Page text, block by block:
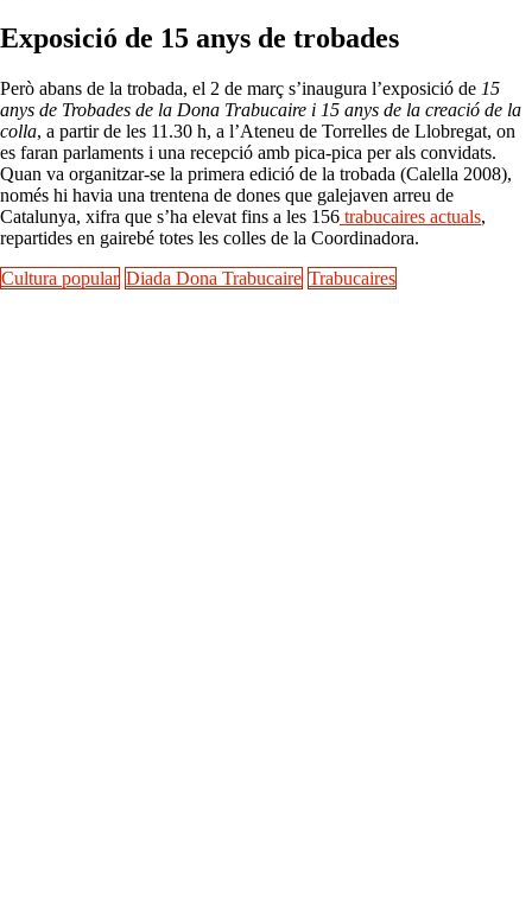
Exposició de 15 anys de trobades
Però abans de la trobada, el 2 de març s’inaugura l’exposició de 15
anys de Trobades de la Dona Trabucaire i 15 anys de la creació de la
colla, a partir de les 11.30 h, a l’Ateneu de Torrelles de Llobregat, on
es faran parlaments i una recepció amb pica-pica per als convidats.
Quan va organitzar-se la primera edició de la trobada (Calella 2008),
només hi havia una trentena de dones que galejaven arreu de
Catalunya, xifra que s’ha elevat fins a les 156 trabucaires actuals,
repartides en gairebé totes les colles de la Coordinadora.
Cultura popular Diada Dona Trabucaire Trabucaires